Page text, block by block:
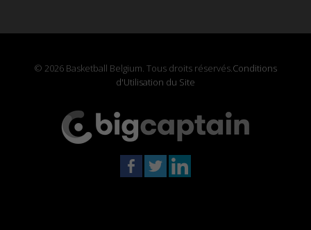
© 2026 Basketball Belgium. Tous droits réservés.Conditions
d'Utilisation du Site